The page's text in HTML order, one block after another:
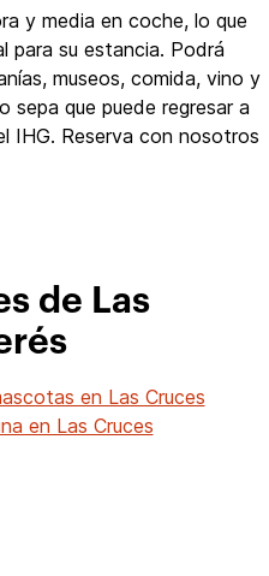
y media en coche, lo que
para su estancia. Podrá
museos, comida, vino y
sepa que puede regresar a
IHG. Reserva con nosotros
de Las
en Las Cruces
en Las Cruces